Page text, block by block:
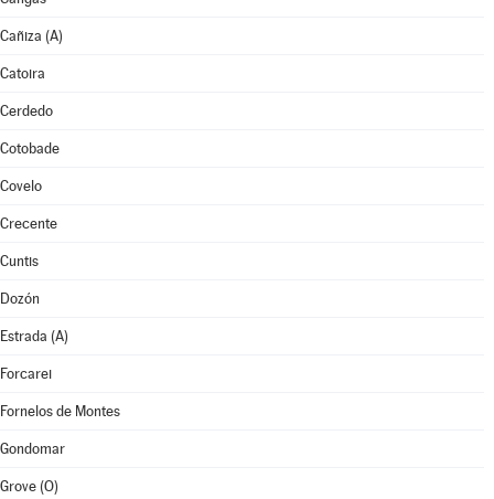
Cañiza (A)
Catoira
Cerdedo
Cotobade
Covelo
Crecente
Cuntis
Dozón
Estrada (A)
Forcarei
Fornelos de Montes
Gondomar
Grove (O)